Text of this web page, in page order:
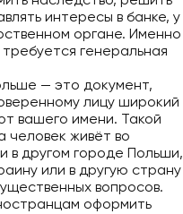
интересы в банке, у
органе. Именно
генеральная
— это документ,
лицу широкий
вашего имени. Такой
человек живёт во
в другом городе Польши,
или в другую страну
вопросов.
оформить